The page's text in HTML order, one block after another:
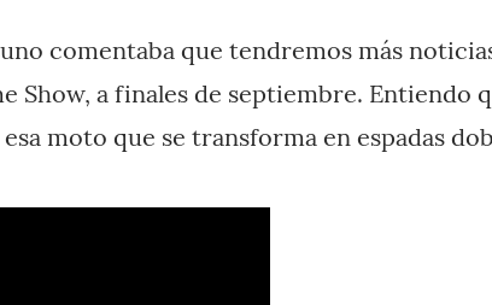
comentaba que tendremos más
Show, a finales de septiembre. Entiendo
moto que se transforma en espadas